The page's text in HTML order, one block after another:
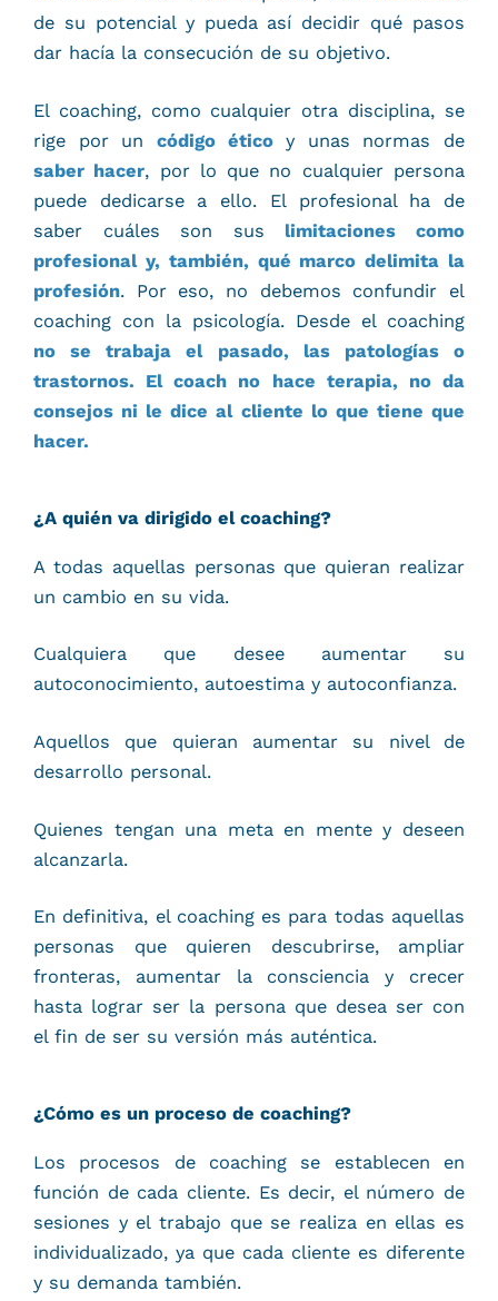
de su potencial y pueda así decidir qué pasos
dar hacía la consecución de su objetivo.
El coaching, como cualquier otra disciplina, se
rige por un código éticoy unas normas de
saber hacer, por lo que no cualquier persona
puede dedicarse a ello. El profesional ha de
saber cuáles son sus limitaciones como
profesional y, también, qué marco delimita la
profesión. Por eso, no debemos confundir el
coaching con la psicología. Desde el coaching
no se trabaja el pasado, las patologías o
trastornos. El coach no hace terapia, no da
consejos ni le dice al cliente lo que tiene que
hacer.
¿A quién va dirigido el coaching?
A todas aquellas personas que quieran realizar
un cambio en su vida.
Cualquiera que desee aumentar su
autoconocimiento, autoestima y autoconfianza.
Aquellos que quieran aumentar su nivel de
desarrollo personal.
Quienes tengan una meta en mente y deseen
alcanzarla.
En definitiva, el coaching es para todas aquellas
personas que quieren descubrirse, ampliar
fronteras, aumentar la consciencia y crecer
hasta lograr ser la persona que desea ser con
el fin de ser su versión más auténtica.
¿Cómo es un proceso de coaching?
Los procesos de coaching se establecen en
función de cada cliente. Es decir, el número de
sesiones y el trabajo que se realiza en ellas es
individualizado, ya que cada cliente es diferente
y su demanda también.